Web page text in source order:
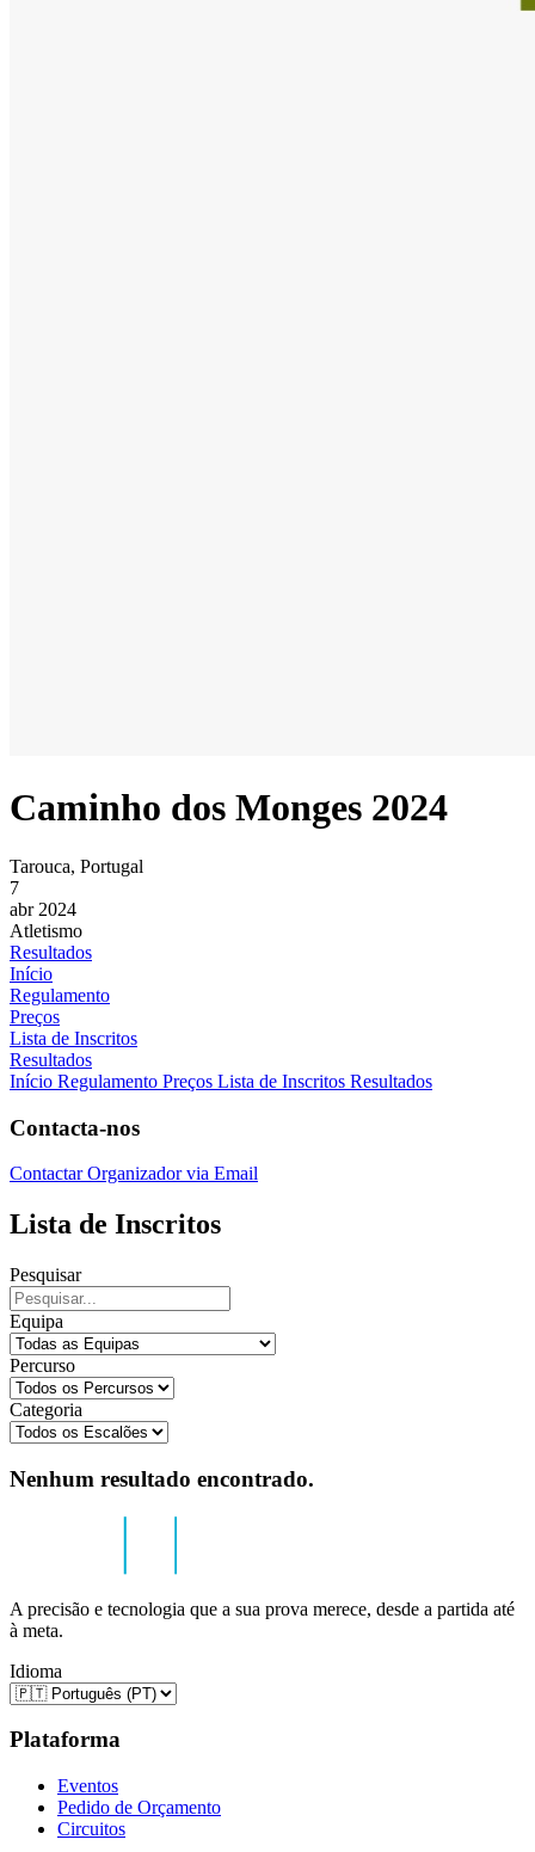
Caminho dos Monges 2024
Tarouca, Portugal
7
abr 2024
Atletismo
Resultados
Início
Regulamento
Preços
Lista de Inscritos
Resultados
Início Regulamento Preços Lista de Inscritos Resultados
Contacta-nos
Contactar Organizador via Email
Lista de Inscritos
Pesquisar
Equipa
Percurso
Categoria
Nenhum resultado encontrado.
A precisão e tecnologia que a sua prova merece, desde a partida até
à meta.
Idioma
Plataforma
Eventos
Pedido de Orçamento
Circuitos